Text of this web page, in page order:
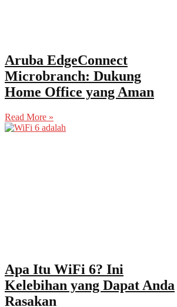
Aruba EdgeConnect
Microbranch: Dukung
Home Office yang Aman
Read More »
Apa Itu WiFi 6? Ini
Kelebihan yang Dapat Anda
Rasakan